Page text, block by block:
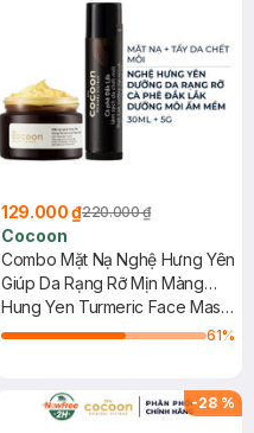
129.000 ₫220.000 ₫
Cocoon
Combo Mặt Nạ Nghệ Hưng Yên
Giúp Da Rạng Rỡ Mịn Màng
30ml + Tẩy Da Chết Môi Cà
Phê Đắk Lắk 5g
Hung Yen Turmeric Face Mask
+ Dak-Lak Coffee Lip Scrub61%
-28 %